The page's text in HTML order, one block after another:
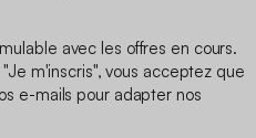
avec les offres en cours.
m'inscris", vous acceptez que
e-mails pour adapter nos